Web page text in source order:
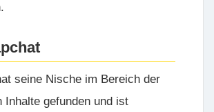
seine Nische im Bereich der
Inhalte gefunden und ist